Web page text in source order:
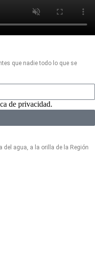
que nadie todo lo que se
de privacidad.
del agua, a la orilla de la Región